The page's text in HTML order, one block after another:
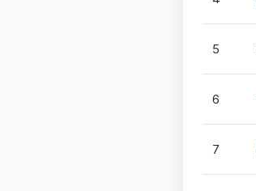
5
6
7